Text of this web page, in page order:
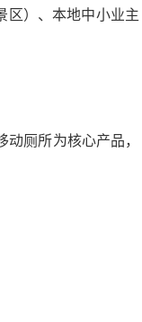
区）、本地中小业主
厕所为核心产品，